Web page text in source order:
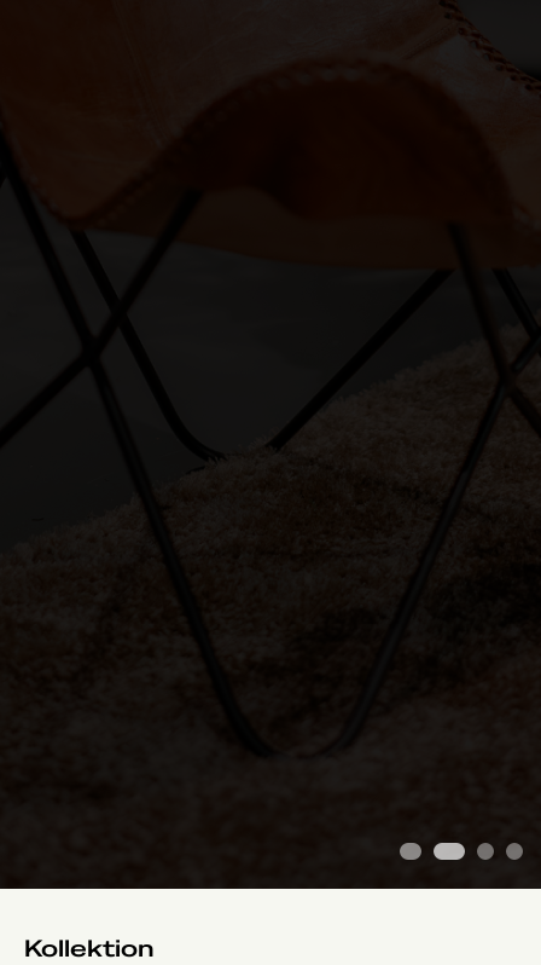
1 2 3 4
Kollektion